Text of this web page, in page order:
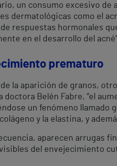
un consumo excesivo de
dermatológicas como el
de respuestas hormonales
en el desarrollo del
prematuro
la aparición de granos,
doctora Belén Fabre, “el
un fenómeno llamado
y la elastina, y
aparecen arrugas
del envejecimiento